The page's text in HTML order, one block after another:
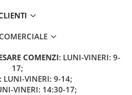
COMENZI: LUNI-VINERI: 9-
17;
: LUNI-VINERI: 9-14;
VINERI: 14:30-17;